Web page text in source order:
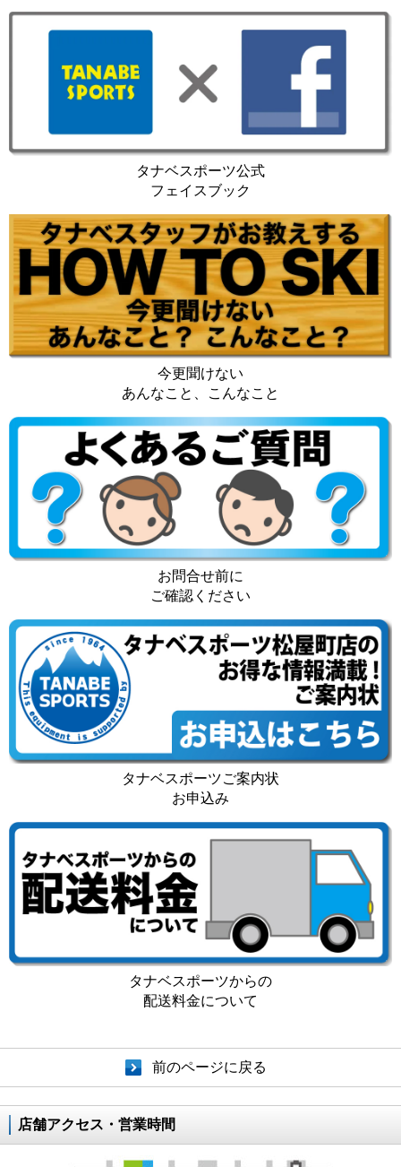
タナベスポーツ公式
フェイスブック
今更聞けない
あんなこと、こんなこと
お問合せ前に
ご確認ください
タナベスポーツご案内状
お申込み
タナベスポーツからの
配送料金について
前のページに戻る
店舗アクセス・営業時間